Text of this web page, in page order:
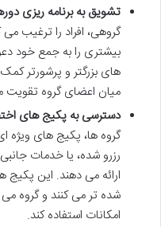
تشویق به برنامه ریزی
گروهی، افراد را ترغیب می
بیشتری را به جمع خود
های بزرگتر و پرشورتر
میان اعضای گروه تقویت
دسترسی به پکیج های
گروه ها، پکیج های ویژه
رزرو شده، یا خدمات
ارائه می دهند. این
شده تر می کنند و گروه می
امکانات استفاده کند.